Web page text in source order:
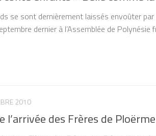
se sont dernièrement laissés envoûter
dernier à l’Assemblée de
2010
l’arrivée des Frères de